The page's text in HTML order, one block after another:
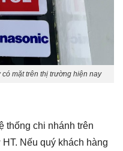
mặt trên thị trường hiện nay
thống chi nhánh trên
Nếu quý khách hàng